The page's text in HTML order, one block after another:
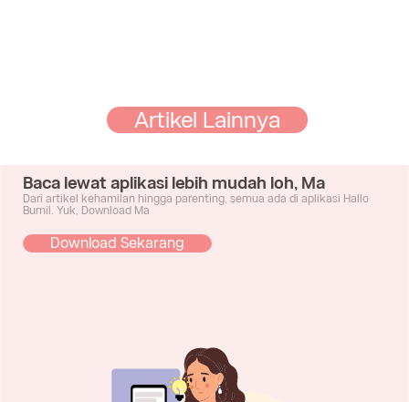
Artikel Lainnya
Baca lewat aplikasi lebih mudah loh, Ma
Dari artikel kehamilan hingga parenting, semua ada di aplikasi Hallo
Bumil. Yuk, Download Ma
Download Sekarang